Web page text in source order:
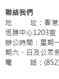
聯絡我們
地 址：香港新
恆勝中心1203室
辦公時間：星期
期六、日及公眾
電 話：